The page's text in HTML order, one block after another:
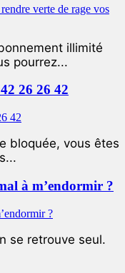
illimité
pourrez...
26 26 42
bloquée, vous êtes
à m’endormir ?
se retrouve seul.